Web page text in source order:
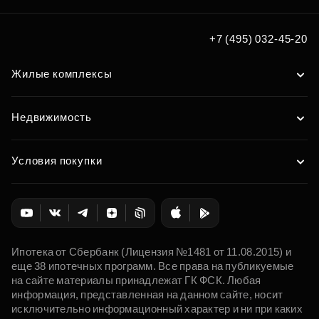
+7 (495) 032-45-20
Жилые комплексы
Недвижимость
Условия покупки
Ипотека от Сбербанк (Лицензия №1481 от 11.08.2015) и
еще 38 ипотечных программ. Все права на публикуемые
на сайте материалы принадлежат ГК ФСК. Любая
информация, представленная на данном сайте, носит
исключительно информационный характер и ни при каких